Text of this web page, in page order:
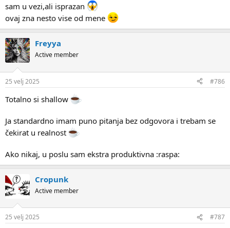
sam u vezi,ali isprazan
ovaj zna nesto vise od mene
Freyya
Active member
25 velj 2025 #786
Totalno si shallow
Ja standardno imam puno pitanja bez odgovora i trebam se
čekirat u realnost
Ako nikaj, u poslu sam ekstra produktivna :raspa:
Cropunk
Active member
25 velj 2025 #787